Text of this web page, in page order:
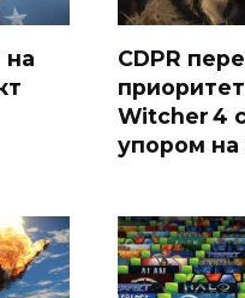
на
CDPR
Witcher 4
упором на